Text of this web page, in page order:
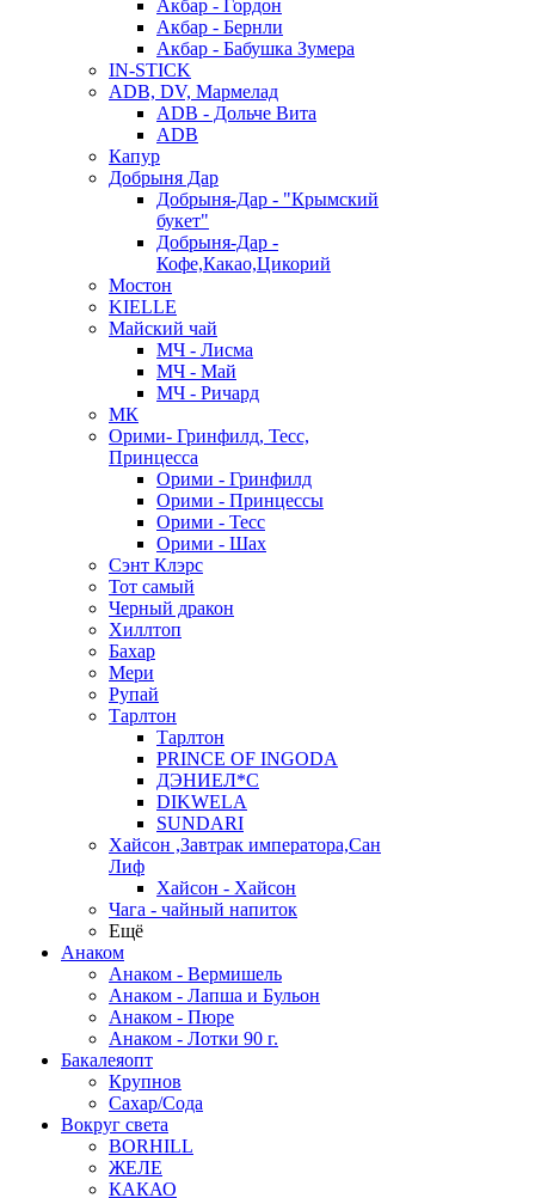
Акбар - Гордон
Акбар - Бернли
Акбар - Бабушка Зумера
IN-STICK
ADB, DV, Мармелад
ADB - Дольче Вита
ADB
Капур
Добрыня Дар
Добрыня-Дар - "Крымский
букет"
Добрыня-Дар -
Кофе,Какао,Цикорий
Мостон
KIELLE
Майский чай
МЧ - Лисма
МЧ - Май
МЧ - Ричард
МК
Орими- Гринфилд, Тесс,
Принцесса
Орими - Гринфилд
Орими - Принцессы
Орими - Тесс
Орими - Шах
Сэнт Клэрс
Тот самый
Черный дракон
Хиллтоп
Бахар
Мери
Рупай
Тарлтон
Тарлтон
PRINCE OF INGODA
ДЭНИЕЛ*С
DIKWELA
SUNDARI
Хайсон ,Завтрак императора,Сан
Лиф
Хайсон - Хайсон
Чага - чайный напиток
Ещё
Анаком
Анаком - Вермишель
Анаком - Лапша и Бульон
Анаком - Пюре
Анаком - Лотки 90 г.
Бакалеяопт
Крупнов
Сахар/Сода
Вокруг света
BORHILL
ЖЕЛЕ
КАКАО